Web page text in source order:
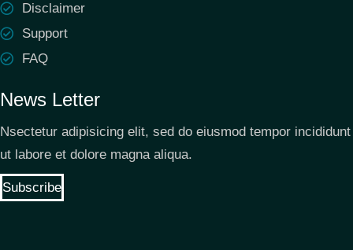
Disclaimer
Support
FAQ
News Letter
Nsectetur adipisicing elit, sed do eiusmod tempor incididunt
ut labore et dolore magna aliqua.
Subscribe